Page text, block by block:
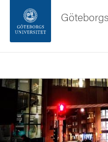
Sidfoten
Om webbplatsen
Bild